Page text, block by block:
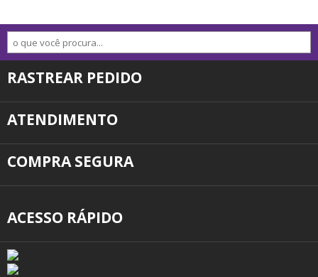
RASTREAR PEDIDO
ATENDIMENTO
COMPRA SEGURA
ACESSO RÁPIDO